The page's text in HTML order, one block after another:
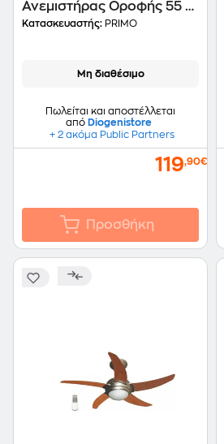
Ανεμιστήρας Οροφής 55 W
110 cm
Κατασκευαστής: PRIMO
Μη διαθέσιμο
Πωλείται και αποστέλλεται
από Diogenistore
+ 2 ακόμα Public Partners
119,90€
Προσθήκη